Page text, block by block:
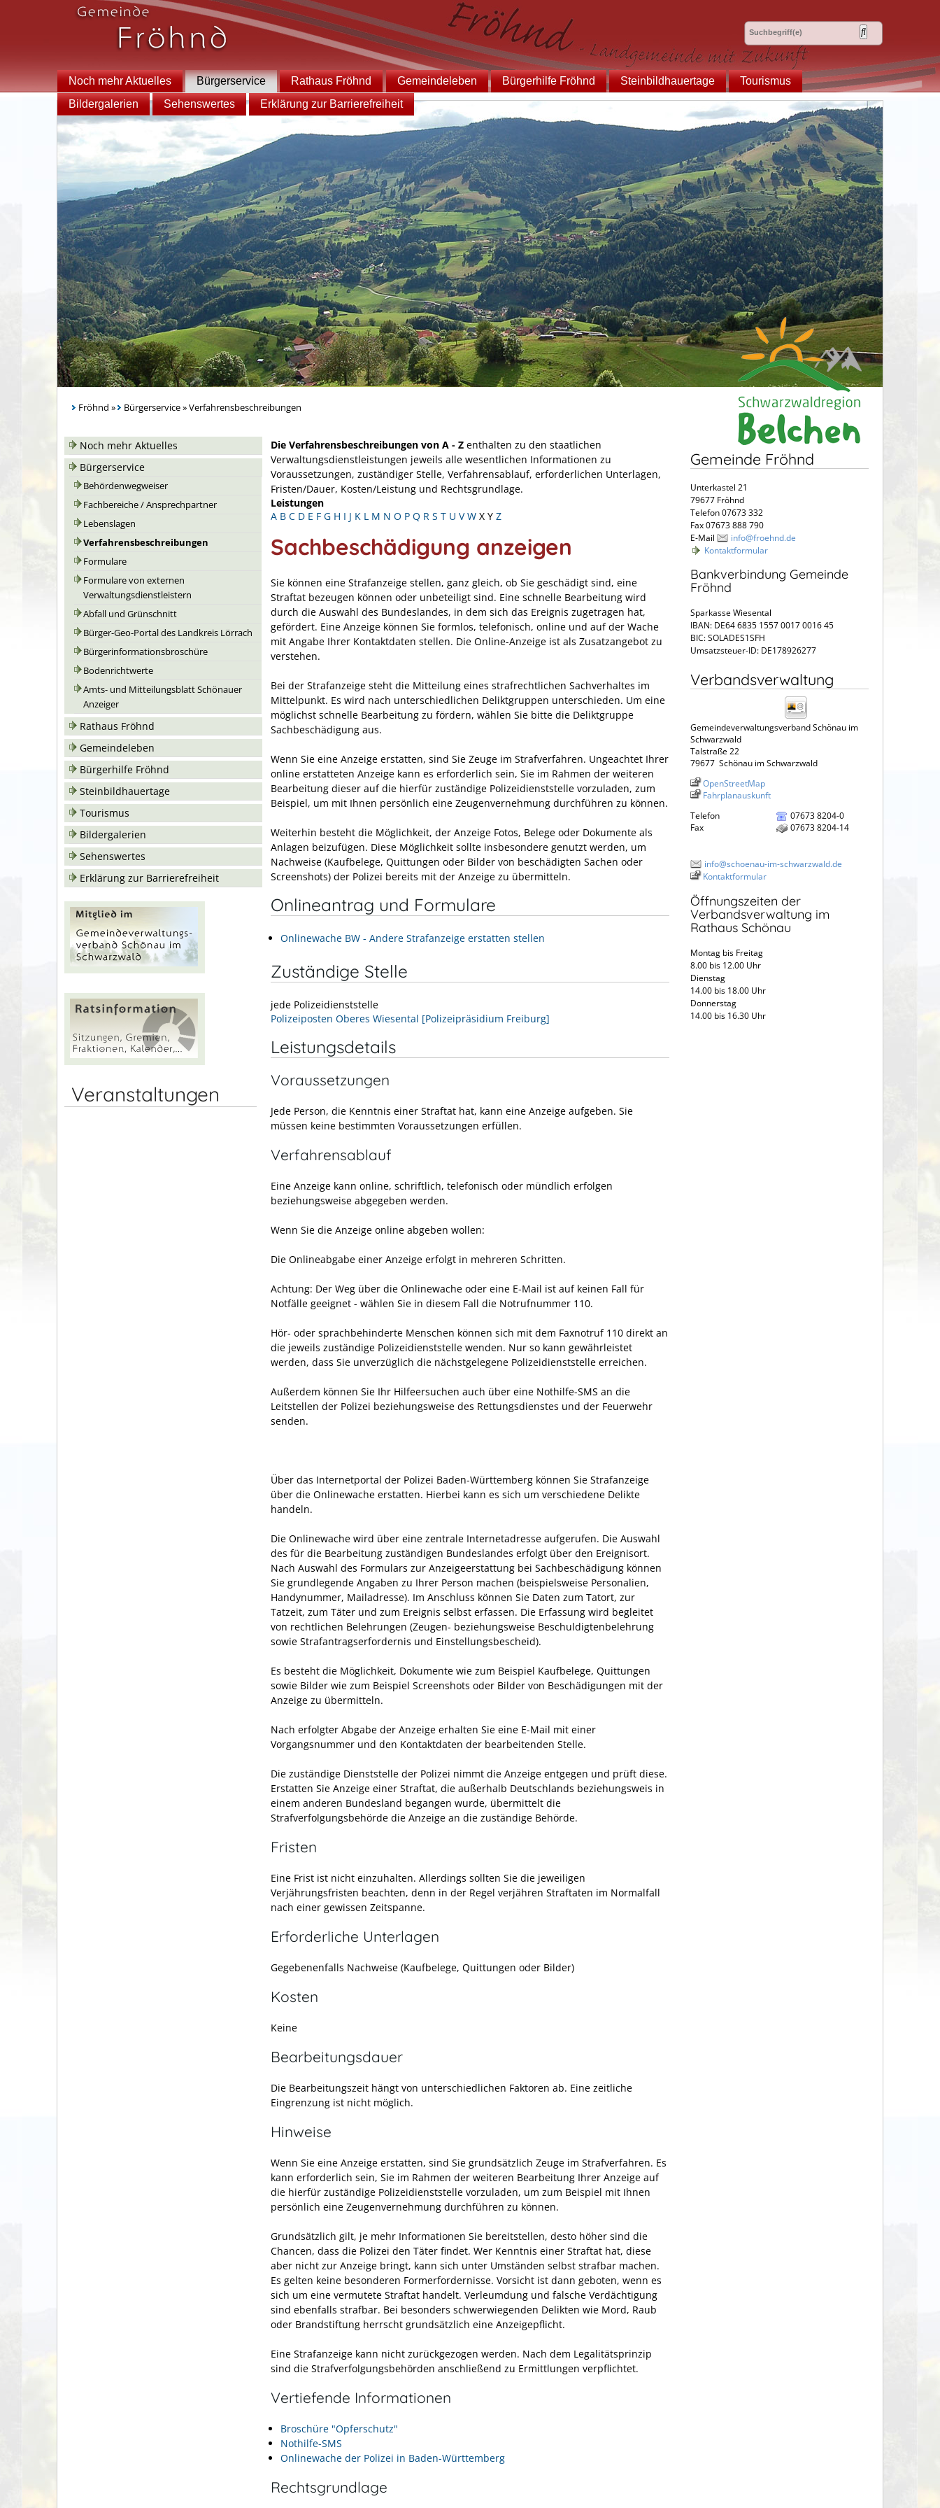
Noch mehr Aktuelles Bürgerservice Rathaus Fröhnd Gemeindeleben Bürgerhilfe Fröhnd Steinbildhauertage
Tourismus
Bildergalerien
Sehenswertes Erklärung zur Barrierefreiheit
Fröhnd » Bürgerservice»Verfahrensbeschreibungen
Noch mehr Aktuelles
Bürgerservice
Behördenwegweiser
Fachbereiche / Ansprechpartner
Lebenslagen
Verfahrensbeschreibungen
Formulare
Formulare von externen
Verwaltungsdienstleistern
Abfall und Grünschnitt
Bürger-Geo-Portal des Landkreis Lörrach
Bürgerinformationsbroschüre
Bodenrichtwerte
Amts- und Mitteilungsblatt Schönauer
Anzeiger
Rathaus Fröhnd
Gemeindeleben
Bürgerhilfe Fröhnd
Steinbildhauertage
Tourismus
Bildergalerien
Sehenswertes
Erklärung zur Barrierefreiheit
Veranstaltungen
Die Verfahrensbeschreibungen von A - Z enthalten zu den staatlichen
Verwaltungsdienstleistungen jeweils alle wesentlichen Informationen zu
Voraussetzungen, zuständiger Stelle, Verfahrensablauf, erforderlichen Unterlagen,
Fristen/Dauer, Kosten/Leistung und Rechtsgrundlage.
Leistungen
A B C D E F G H I J K L M N O P Q R S T U V W X Y Z
Sachbeschädigung anzeigen
Sie können eine Strafanzeige stellen, ganz gleich, ob Sie geschädigt sind, eine
Straftat bezeugen können oder unbeteiligt sind. Eine schnelle Bearbeitung wird
durch die Auswahl des Bundeslandes, in dem sich das Ereignis zugetragen hat,
gefördert. Eine Anzeige können Sie formlos, telefonisch, online und auf der Wache
mit Angabe Ihrer Kontaktdaten stellen. Die Online-Anzeige ist als Zusatzangebot zu
verstehen.
Bei der Strafanzeige steht die Mitteilung eines strafrechtlichen Sachverhaltes im
Mittelpunkt. Es wird nach unterschiedlichen Deliktgruppen unterschieden. Um eine
möglichst schnelle Bearbeitung zu fördern, wählen Sie bitte die Deliktgruppe
Sachbeschädigung aus.
Wenn Sie eine Anzeige erstatten, sind Sie Zeuge im Strafverfahren. Ungeachtet Ihrer
online erstatteten Anzeige kann es erforderlich sein, Sie im Rahmen der weiteren
Bearbeitung dieser auf die hierfür zuständige Polizeidienststelle vorzuladen, zum
Beispiel, um mit Ihnen persönlich eine Zeugenvernehmung durchführen zu können.
Weiterhin besteht die Möglichkeit, der Anzeige Fotos, Belege oder Dokumente als
Anlagen beizufügen. Diese Möglichkeit sollte insbesondere genutzt werden, um
Nachweise (Kaufbelege, Quittungen oder Bilder von beschädigten Sachen oder
Screenshots) der Polizei bereits mit der Anzeige zu übermitteln.
Onlineantrag und Formulare
Onlinewache BW - Andere Strafanzeige erstatten stellen
Zuständige Stelle
jede Polizeidienststelle
Polizeiposten Oberes Wiesental [Polizeipräsidium Freiburg]
Leistungsdetails
Voraussetzungen
Jede Person, die Kenntnis einer Straftat hat, kann eine Anzeige aufgeben. Sie
müssen keine bestimmten Voraussetzungen erfüllen.
Verfahrensablauf
Eine Anzeige kann online, schriftlich, telefonisch oder mündlich erfolgen
beziehungsweise abgegeben werden.
Wenn Sie die Anzeige online abgeben wollen:
Die Onlineabgabe einer Anzeige erfolgt in mehreren Schritten.
Achtung: Der Weg über die Onlinewache oder eine E-Mail ist auf keinen Fall für
Notfälle geeignet - wählen Sie in diesem Fall die Notrufnummer 110.
Hör- oder sprachbehinderte Menschen können sich mit dem Faxnotruf 110 direkt an
die jeweils zuständige Polizeidienststelle wenden. Nur so kann gewährleistet
werden, dass Sie unverzüglich die nächstgelegene Polizeidienststelle erreichen.
Außerdem können Sie Ihr Hilfeersuchen auch über eine Nothilfe-SMS an die
Leitstellen der Polizei beziehungsweise des Rettungsdienstes und der Feuerwehr
senden.
Über das Internetportal der Polizei Baden-Württemberg können Sie Strafanzeige
über die Onlinewache erstatten. Hierbei kann es sich um verschiedene Delikte
handeln.
Die Onlinewache wird über eine zentrale Internetadresse aufgerufen. Die Auswahl
des für die Bearbeitung zuständigen Bundeslandes erfolgt über den Ereignisort.
Nach Auswahl des Formulars zur Anzeigeerstattung bei Sachbeschädigung können
Sie grundlegende Angaben zu Ihrer Person machen (beispielsweise Personalien,
Handynummer, Mailadresse). Im Anschluss können Sie Daten zum Tatort, zur
Tatzeit, zum Täter und zum Ereignis selbst erfassen. Die Erfassung wird begleitet
von rechtlichen Belehrungen (Zeugen- beziehungsweise Beschuldigtenbelehrung
sowie Strafantragserfordernis und Einstellungsbescheid).
Es besteht die Möglichkeit, Dokumente wie zum Beispiel Kaufbelege, Quittungen
sowie Bilder wie zum Beispiel Screenshots oder Bilder von Beschädigungen mit der
Anzeige zu übermitteln.
Nach erfolgter Abgabe der Anzeige erhalten Sie eine E-Mail mit einer
Vorgangsnummer und den Kontaktdaten der bearbeitenden Stelle.
Die zuständige Dienststelle der Polizei nimmt die Anzeige entgegen und prüft diese.
Erstatten Sie Anzeige einer Straftat, die außerhalb Deutschlands beziehungsweis in
einem anderen Bundesland begangen wurde, übermittelt die
Strafverfolgungsbehörde die Anzeige an die zuständige Behörde.
Fristen
Eine Frist ist nicht einzuhalten. Allerdings sollten Sie die jeweiligen
Verjährungsfristen beachten, denn in der Regel verjähren Straftaten im Normalfall
nach einer gewissen Zeitspanne.
Erforderliche Unterlagen
Gegebenenfalls Nachweise (Kaufbelege, Quittungen oder Bilder)
Kosten
Keine
Bearbeitungsdauer
Die Bearbeitungszeit hängt von unterschiedlichen Faktoren ab. Eine zeitliche
Eingrenzung ist nicht möglich.
Hinweise
Wenn Sie eine Anzeige erstatten, sind Sie grundsätzlich Zeuge im Strafverfahren. Es
kann erforderlich sein, Sie im Rahmen der weiteren Bearbeitung Ihrer Anzeige auf
die hierfür zuständige Polizeidienststelle vorzuladen, um zum Beispiel mit Ihnen
persönlich eine Zeugenvernehmung durchführen zu können.
Grundsätzlich gilt, je mehr Informationen Sie bereitstellen, desto höher sind die
Chancen, dass die Polizei den Täter findet. Wer Kenntnis einer Straftat hat, diese
aber nicht zur Anzeige bringt, kann sich unter Umständen selbst strafbar machen.
Es gelten keine besonderen Formerfordernisse. Vorsicht ist dann geboten, wenn es
sich um eine vermutete Straftat handelt. Verleumdung und falsche Verdächtigung
sind ebenfalls strafbar. Bei besonders schwerwiegenden Delikten wie Mord, Raub
oder Brandstiftung herrscht grundsätzlich eine Anzeigepflicht.
Eine Strafanzeige kann nicht zurückgezogen werden. Nach dem Legalitätsprinzip
sind die Strafverfolgungsbehörden anschließend zu Ermittlungen verpflichtet.
Vertiefende Informationen
Broschüre "Opferschutz"
Nothilfe-SMS
Onlinewache der Polizei in Baden-Württemberg
Rechtsgrundlage
Gemeinde Fröhnd
Unterkastel 21
79677 Fröhnd
Telefon 07673 332
Fax 07673 888 790
E-Mail
info@froehnd.de
Kontaktformular
Bankverbindung Gemeinde
Fröhnd
Sparkasse Wiesental
IBAN: DE64 6835 1557 0017 0016 45
BIC: SOLADES1SFH
Umsatzsteuer-ID: DE178926277
Verbandsverwaltung
Gemeindeverwaltungsverband Schönau im
Schwarzwald
Talstraße 22
79677 Schönau im Schwarzwald
OpenStreetMap
Fahrplanauskunft
Telefon
07673 8204-0
Fax
07673 8204-14
info@schoenau-im-schwarzwald.de
Kontaktformular
Öffnungszeiten der
Verbandsverwaltung im
Rathaus Schönau
Montag bis Freitag
8.00 bis 12.00 Uhr
Dienstag
14.00 bis 18.00 Uhr
Donnerstag
14.00 bis 16.30 Uhr